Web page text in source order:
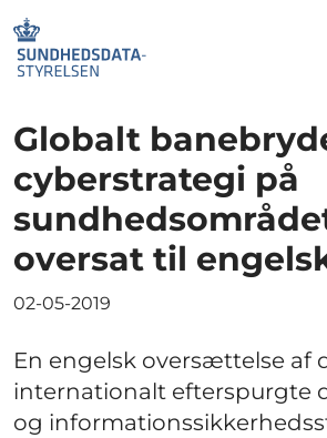
Globalt
cyberstrategi på
oversat til
02-05-2019
En engelsk oversættelse af
internationalt efterspurgte
og